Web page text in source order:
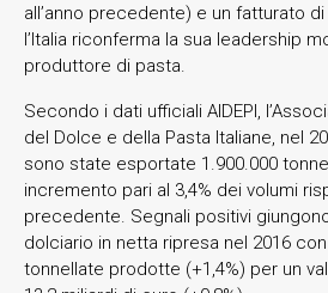
all’anno precedente) e un fatturato
l’Italia riconferma la sua leadership
produttore di pasta.
Secondo i dati ufficiali AIDEPI,
del Dolce e della Pasta Italiane, nel
sono state esportate 1.900.000
incremento pari al 3,4% dei volumi
precedente. Segnali positivi
dolciario in netta ripresa nel 2016
tonnellate prodotte (+1,4%) per un